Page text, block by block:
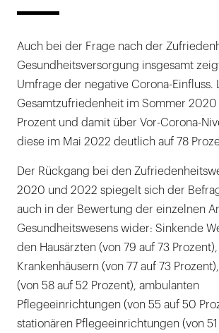
Auch bei der Frage nach der
Gesundheitsversorgung insgesamt
Umfrage der negative Corona-Einfluss.
Gesamtzufriedenheit im Sommer 2020
Prozent und damit über Vor-Corona-
diese im Mai 2022 deutlich auf 78
Der Rückgang bei den
2020 und 2022 spiegelt sich der
auch in der Bewertung der einzelnen
Gesundheitswesens wider: Sinkende
den Hausärzten (von 79 auf 73 Prozent),
Krankenhäusern (von 77 auf 73
(von 58 auf 52 Prozent), ambulanten
Pflegeeinrichtungen (von 55 auf 50
stationären Pflegeeinrichtungen (von